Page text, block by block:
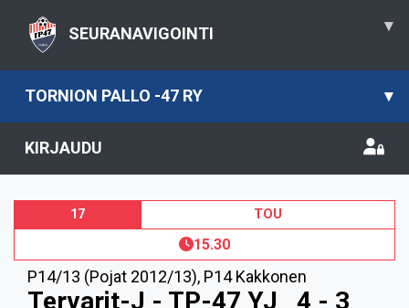
SEURANAVIGOINTI ▾
TORNION PALLO -47 RY ▾
KIRJAUDU
17 TOU
15.30
P14/13 (Pojat 2012/13), P14 Kakkonen
Tervarit-J - TP-47 YJ 4 - 3